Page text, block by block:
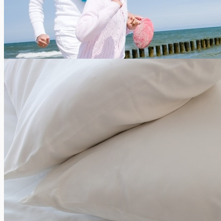
4 reflexen die een leven redden bij een skiongeval
Xavier Van Caneghem
Welke eerste handelingen moet u stellen indien u getuige bent
van een skiongeval? 1. De plaats van het skiongeval
afbakenen...